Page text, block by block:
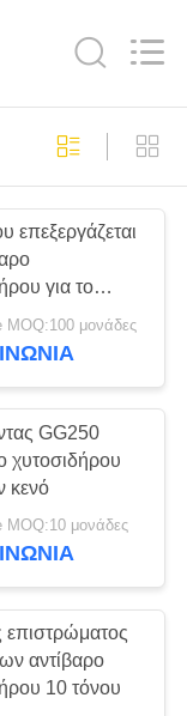
επεξεργάζεται
για το
GG 200
εργασίας στη
MOQ:100 μονάδες
GG250
χυτοσιδήρου
κενό
MOQ:10 μονάδες
επιστρώματος
αντίβαρο
10 τόνου